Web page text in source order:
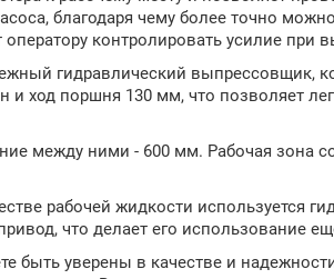
благодаря чему более точно
контролировать усилие при
гидравлический выпрессовщик,
и ход поршня 130 мм, что позволяет
между ними - 600 мм. Рабочая зона
рабочей жидкости используется
что делает его использование
уверены в качестве и